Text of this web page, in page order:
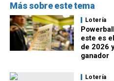
Más sobre este tema
Lotería
este es
de 2026
ganador
Lotería